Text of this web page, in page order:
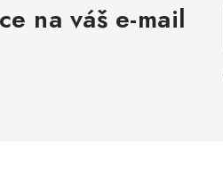
na váš e-mail